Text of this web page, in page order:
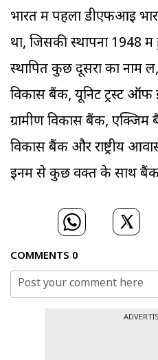
भारत में पहला डीएफआइ
था, जिसकी स्थापना 1948
स्थापित कुछ दूसरों का नाम
विकास बैंक, यूनिट ट्रस्ट ऑफ
ग्रामीण विकास बैंक, एक्जिम
विकास बैंक और राष्ट्रीय
इनमें से कुछ वक्त के साथ
COMMENTS 0